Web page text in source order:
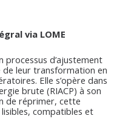
via LOME
processus d’ajustement
de leur transformation en
Elle s’opère dans
brute (RIACP) à son
de réprimer, cette
compatibles et